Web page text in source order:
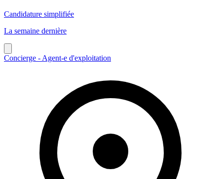
Candidature simplifiée
La semaine dernière
Concierge - Agent-e d'exploitation